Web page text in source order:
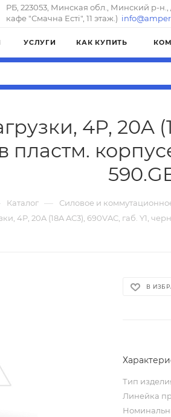
РБ, 223053, Минская обл., Минский р-н.,
кафе "Смачна Естi", 11 этаж.)
УСЛУГИ КАК КУПИТЬ
4P, 20A
пластм.
Каталог — Силовое и
4P, 20A (18A AC3), 690VAC, габ. Y1,
В
Тип
Линейка